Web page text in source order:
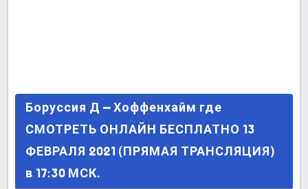
Боруссия Д – Хоффенхайм где СМОТРЕТЬ
ОНЛАЙН БЕСПЛАТНО 13 ФЕВРАЛЯ 2021
(ПРЯМАЯ ТРАНСЛЯЦИЯ) в 17:30 МСК.
Боруссия Д – Хоффенхайм где
СМОТРЕТЬ ОНЛАЙН БЕСПЛАТНО 13
ФЕВРАЛЯ 2021 (ПРЯМАЯ ТРАНСЛЯЦИЯ)
в 17:30 МСК.